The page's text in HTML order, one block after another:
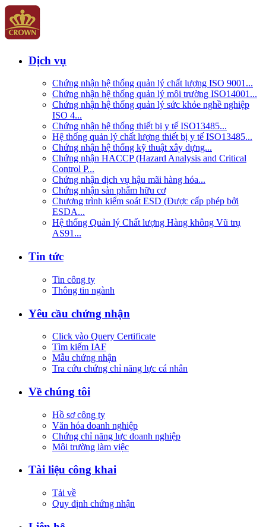
Dịch vụ
Chứng nhận hệ thống quản lý chất lượng ISO 9001...
Chứng nhận hệ thống quản lý môi trường ISO14001...
Chứng nhận hệ thống quản lý sức khỏe nghề nghiệp
ISO 4...
Chứng nhận hệ thống thiết bị y tế ISO13485...
Hệ thống quản lý chất lượng thiết bị y tế ISO13485...
Chứng nhận hệ thống kỹ thuật xây dựng...
Chứng nhận HACCP (Hazard Analysis and Critical
Control P...
Chứng nhận dịch vụ hậu mãi hàng hóa...
Chứng nhận sản phẩm hữu cơ
Chương trình kiểm soát ESD (Được cấp phép bởi
ESDA...
Hệ thống Quản lý Chất lượng Hàng không Vũ trụ
AS91...
Tin tức
Tin công ty
Thông tin ngành
Yêu cầu chứng nhận
Click vào Query Certificate
Tìm kiếm IAF
Mẫu chứng nhận
Tra cứu chứng chỉ năng lực cá nhân
Về chúng tôi
Hồ sơ công ty
Văn hóa doanh nghiệp
Chứng chỉ năng lực doanh nghiệp
Môi trường làm việc
Tài liệu công khai
Tải về
Quy định chứng nhận